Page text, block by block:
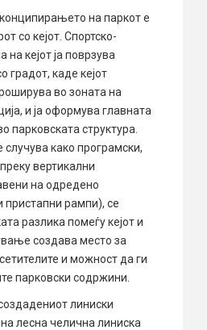
на паркот е
со кејот. Спортско-
на кејот ја поврзува
градот, каде кејот
во зоната на
и ја оформува главната
парковската структура.
како програмски,
вертикални
на одредено
пристапни рампи), се
разлика помеѓу кејот и
создава место за
и можност да ги
парковски содржини.
линиски
лесна челична линиска